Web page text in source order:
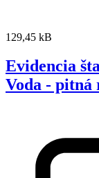
129,45 kB
Evidencia
Voda - pitná